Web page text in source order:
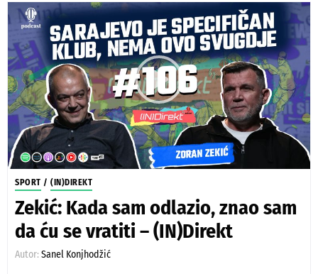
SPORT / (IN)DIREKT
Zekić: Kada sam odlazio, znao sam
da ću se vratiti – (IN)Direkt
Autor: Sanel Konjhodžić